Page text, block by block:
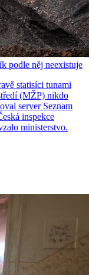
podle něj neexistuje
statisíci tunami
(MŽP) nikdo
server Seznam
inspekce
ministerstvo.